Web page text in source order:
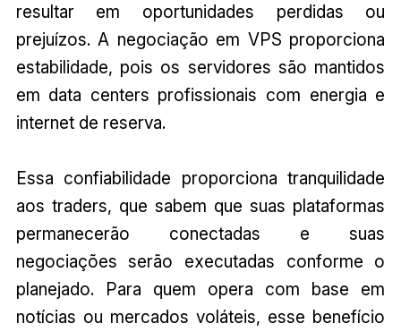
resultar em oportunidades perdidas ou
prejuízos. A negociação em VPS proporciona
estabilidade, pois os servidores são mantidos
em data centers profissionais com energia e
internet de reserva.
Essa confiabilidade proporciona tranquilidade
aos traders, que sabem que suas plataformas
permanecerão conectadas e suas
negociações serão executadas conforme o
planejado. Para quem opera com base em
notícias ou mercados voláteis, esse benefício